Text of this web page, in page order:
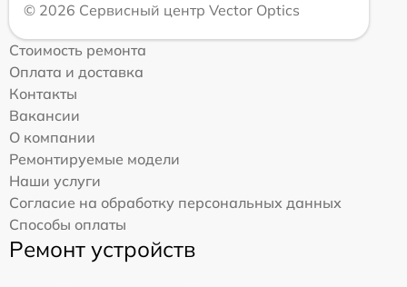
© 2026 Сервисный центр Vector Optics
Стоимость ремонта
Оплата и доставка
Контакты
Вакансии
О компании
Ремонтируемые модели
Наши услуги
Согласие на обработку персональных данных
Способы оплаты
Ремонт устройств